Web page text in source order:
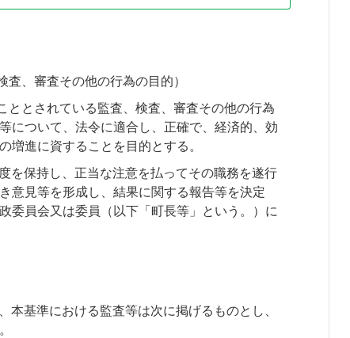
査、審査その他の行為の目的）
とされている監査、検査、審査その他の行為
について、法令に適合し、正確で、経済的、効
増進に資することを目的とする。
を保持し、正当な注意を払ってその職務を遂行
意見等を形成し、結果に関する報告等を決定
委員会又は委員（以下「町長等」という。）に
基準における監査等は次に掲げるものとし、